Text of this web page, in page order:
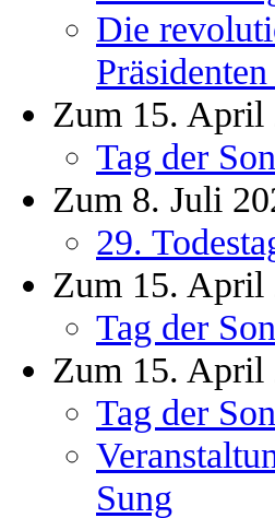
Die
Zum 15. April
Tag der
Zum 8. Juli
29.
Zum 15. April
Tag der
Zum 15. April
Tag der
Sung